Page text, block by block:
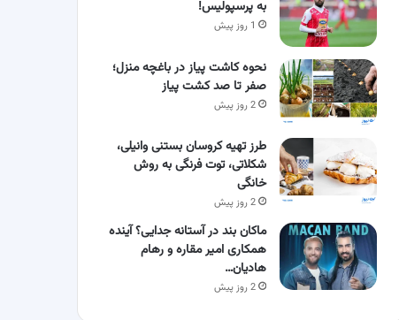
به پرسپولیس!
1 روز پیش
نحوه کاشت پیاز در باغچه منزل؛
صفر تا صد کشت پیاز
2 روز پیش
طرز تهیه کروسان بستنی وانیلی،
شکلاتی، توت فرنگی به روش
خانگی
2 روز پیش
ماکان بند در آستانه جدایی؟ آینده
همکاری امیر مقاره و رهام
هادیان…
2 روز پیش